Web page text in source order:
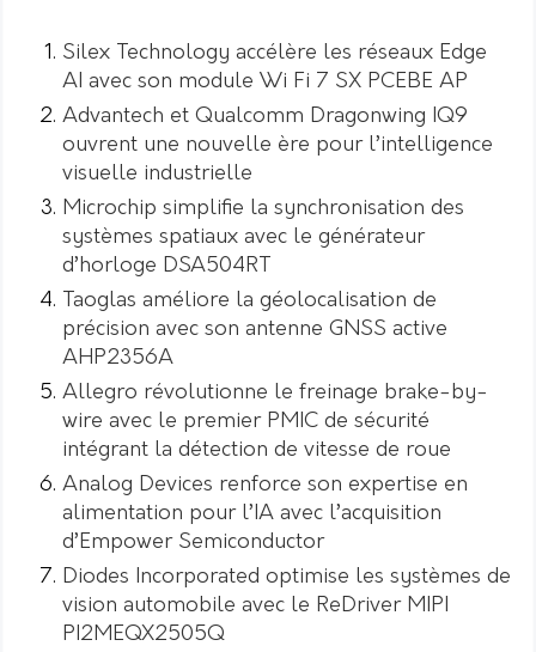
Silex Technology accélère les réseaux Edge
AI avec son module Wi Fi 7 SX PCEBE AP
Advantech et Qualcomm Dragonwing IQ9
ouvrent une nouvelle ère pour l’intelligence
visuelle industrielle
Microchip simplifie la synchronisation des
systèmes spatiaux avec le générateur
d’horloge DSA504RT
Taoglas améliore la géolocalisation de
précision avec son antenne GNSS active
AHP2356A
Allegro révolutionne le freinage brake-by-
wire avec le premier PMIC de sécurité
intégrant la détection de vitesse de roue
Analog Devices renforce son expertise en
alimentation pour l’IA avec l’acquisition
d’Empower Semiconductor
Diodes Incorporated optimise les systèmes de
vision automobile avec le ReDriver MIPI
PI2MEQX2505Q